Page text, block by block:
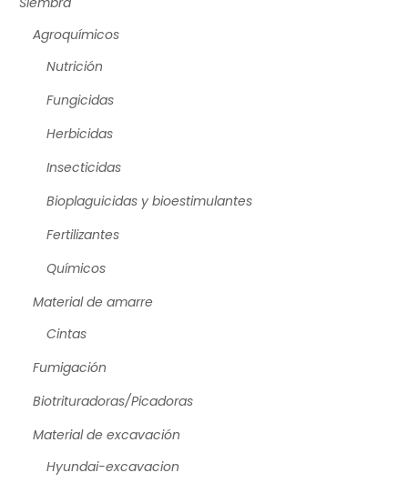
Agroquímicos
Nutrición
Fungicidas
Herbicidas
Insecticidas
Bioplaguicidas y bioestimulantes
Fertilizantes
Químicos
Material de amarre
Cintas
Fumigación
Biotrituradoras/Picadoras
Material de excavación
Hyundai-excavacion